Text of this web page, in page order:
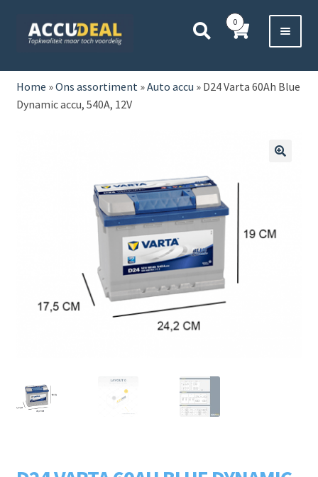
door
naar
direct
naar
HOME
AUTO
OVERIGE
SOORTEN
Home »Ons assortiment»Auto accu » D24 Varta 60Ah Blue
Dynamic accu, 540A, 12V
0